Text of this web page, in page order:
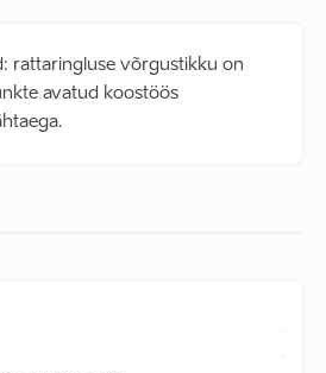
rattaringluse võrgustikku on
avatud koostöös